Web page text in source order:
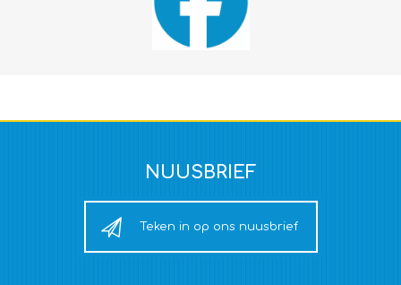
NUUSBRIEF
Teken in op ons nuusbrief